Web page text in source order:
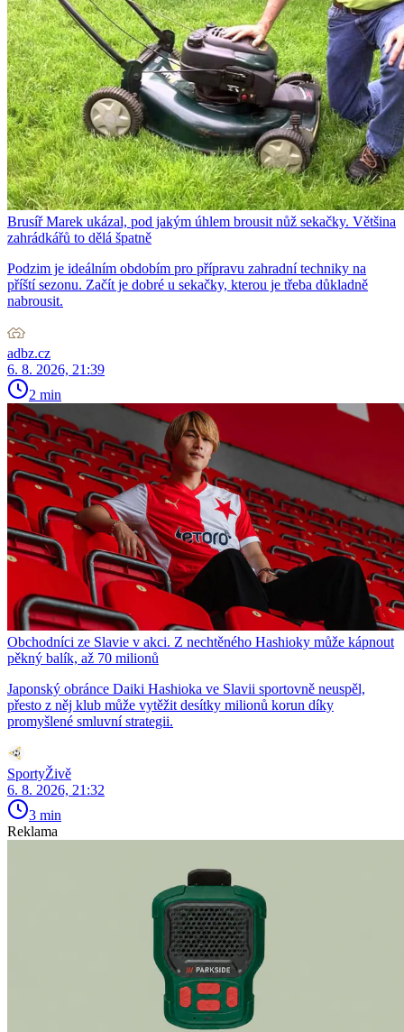
Brusíř Marek ukázal, pod jakým úhlem brousit nůž sekačky. Většina
zahrádkářů to dělá špatně
Podzim je ideálním obdobím pro přípravu zahradní techniky na
příští sezonu. Začít je dobré u sekačky, kterou je třeba důkladně
nabrousit.
adbz.cz
6. 8. 2026, 21:39
2 min
Obchodníci ze Slavie v akci. Z nechtěného Hashioky může kápnout
pěkný balík, až 70 milionů
Japonský obránce Daiki Hashioka ve Slavii sportovně neuspěl,
přesto z něj klub může vytěžit desítky milionů korun díky
promyšlené smluvní strategii.
SportyŽivě
6. 8. 2026, 21:32
3 min
Reklama